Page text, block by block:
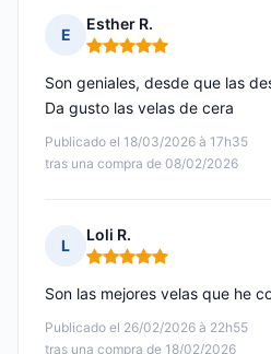
E
Esther R.
Nota: 5 de 5
Publicado el 18/03/2026 à 17h35
tras una compra de 08/02/2026
Son geniales, desde que las
Da gusto las velas de cera
L
Loli R.
Nota: 5 de 5
Publicado el 26/02/2026 à 22h55
tras una compra de 18/02/2026
Son las mejores velas que he